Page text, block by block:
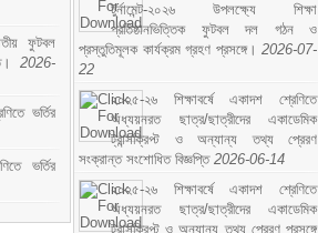
ফুটবল
2026-
ভর্তির
ভর্তির
টুর্নামেন্ট-২০২৬ উপলক্ষ্যে শিক্ষা
প্রতিষ্ঠানভিত্তিক ফুটবল দল গঠন ও
প্রস্তুতিমূলক কার্যক্রম গ্রহণ প্রসঙ্গে। 2026-07-
22
২০২৫-২৬ শিক্ষাবর্ষে একাদশ শ্রেণিতে
অধ্যয়নরত ছাত্র/ছাত্রীদের একাডেমিক
ট্রান্সক্রিপ্ট ও অন্যান্য তথ্য প্রেরণ
সংক্রান্ত সংশোধিত বিজ্ঞপ্তি 2026-06-14
২০২৫-২৬ শিক্ষাবর্ষে একাদশ শ্রেণিতে
অধ্যয়নরত ছাত্র/ছাত্রীদের একাডেমিক
ট্রান্সক্রিপ্ট ও অন্যান্য তথ্য প্রেরণ প্রসঙ্গে